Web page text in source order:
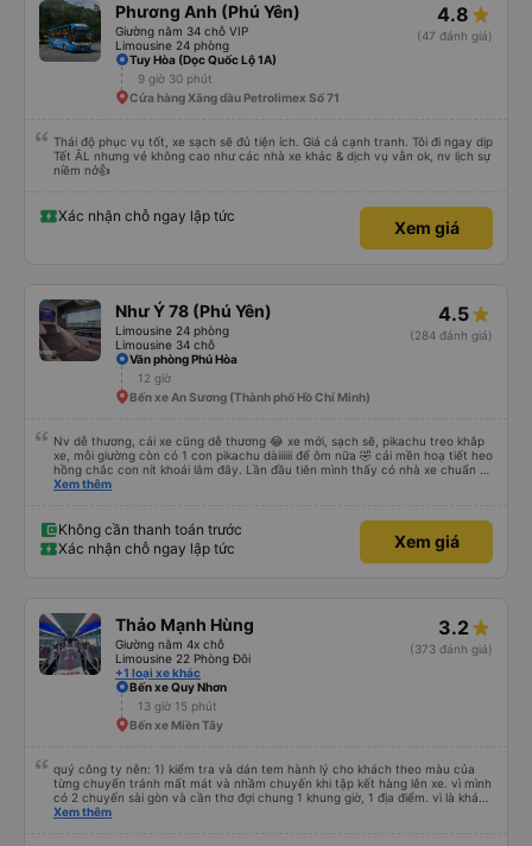
Phương Anh (Phú Yên)
Giường nằm 34 chỗ VIP
Limousine 24 phòng
4.8
(47 đánh giá)
Tuy Hòa (Dọc Quốc Lộ 1A)
9 giờ 30 phút
Cửa hàng Xăng dầu Petrolimex Số 71
Thái độ phục vụ tốt, xe sạch sẽ đủ tiện ích. Giá cả cạnh tranh. Tôi đi ngay dịp
Tết ÂL nhưng vé không cao như các nhà xe khác & dịch vụ vẫn ok, nv lịch sự
niềm nở👍
Xác nhận chỗ ngay lập tức
Xem giá
Như Ý 78 (Phú Yên)
Limousine 24 phòng
Limousine 34 chỗ
4.5
(284 đánh giá)
Văn phòng Phú Hòa
12 giờ
Bến xe An Sương (Thành phố Hồ Chí Minh)
Nv dễ thương, cái xe cũng dễ thương 😂 xe mới, sạch sẽ, pikachu treo khắp
xe, mỗi giường còn có 1 con pikachu dàiiiiii để ôm nữa 🤣 cái mền hoạ tiết heo
hồng chắc con nít khoái lắm đây. Lần đầu tiên mình thấy có nhà xe chuẩn bị
cả bàn chải đánh răng. Có 2 ông bà cụ lên xe còn được nv dẫn tới tận nơi để
Xem thêm
Không cần thanh toán trước
Xác nhận chỗ ngay lập tức
Xem giá
Thảo Mạnh Hùng
Giường nằm 4x chỗ
Limousine 22 Phòng Đôi
+1 loại xe khác
3.2
(373 đánh giá)
Bến xe Quy Nhơn
13 giờ 15 phút
Bến xe Miền Tây
quý công ty nên: 1) kiểm tra và dán tem hành lý cho khách theo màu của
từng chuyến tránh mất mát và nhầm chuyến khi tập kết hàng lên xe. vì mình
có 2 chuyến sài gòn và cần thơ đợi chung 1 khung giờ, 1 địa điểm. vì là khách
thân thiết của quý công ty nên rất hài lòng và tin tưởng. tuy nhiên rất mong
Xem thêm